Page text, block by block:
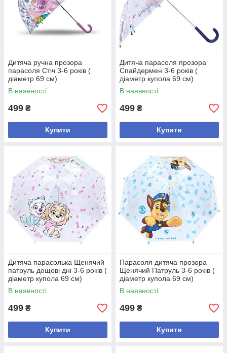
Дитяча ручна прозора
парасоля Стіч 3-6 років (
діаметр 69 см)
В наявності
499 ₴
Купити
Дитяча парасоля прозора
Спайдермен 3-6 років (
діаметр купола 69 см)
В наявності
499 ₴
Купити
Дитяча парасолька Щенячий
патруль дощові дні 3-6 років (
діаметр купола 69 см)
В наявності
499 ₴
Купити
Парасоля дитяча прозора
Щенячий Патруль 3-6 років (
діаметр купола 69 см)
В наявності
499 ₴
Купити